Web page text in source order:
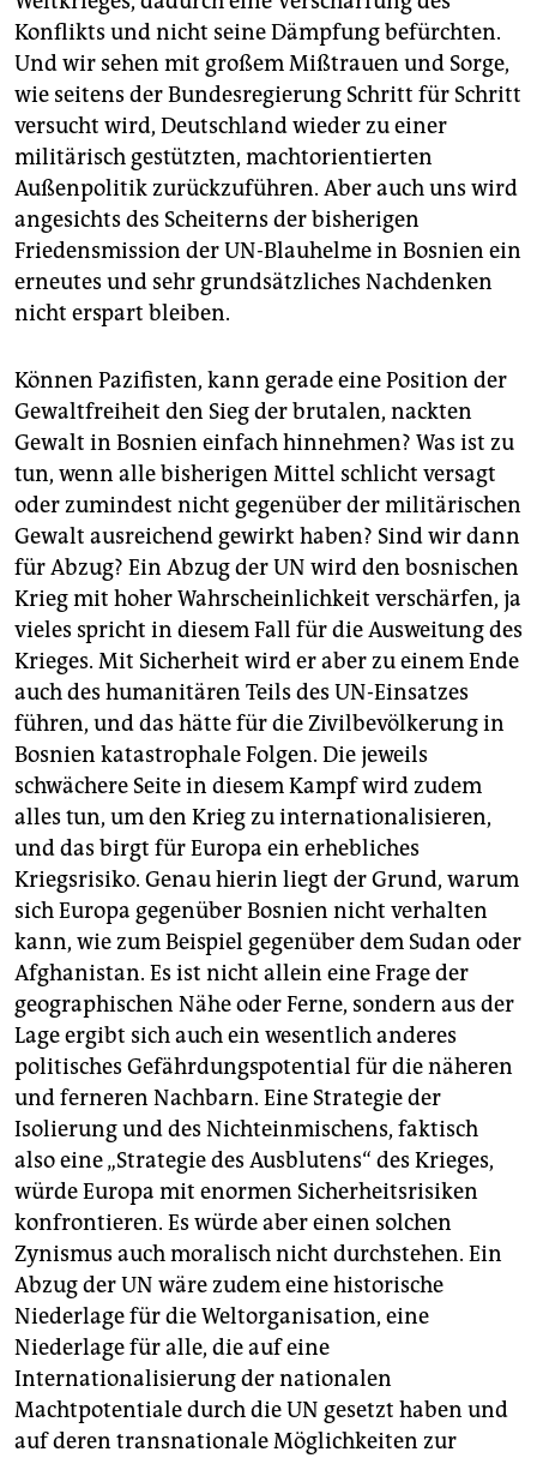
Konflikts und nicht seine Dämpfung befürchten.
Und wir sehen mit großem Mißtrauen und Sorge,
wie seitens der Bundesregierung Schritt für Schritt
versucht wird, Deutschland wieder zu einer
militärisch gestützten, machtorientierten
Außenpolitik zurückzuführen. Aber auch uns wird
angesichts des Scheiterns der bisherigen
Friedensmission der UN-Blauhelme in Bosnien ein
erneutes und sehr grundsätzliches Nachdenken
nicht erspart bleiben.
Können Pazifisten, kann gerade eine Position der
Gewaltfreiheit den Sieg der brutalen, nackten
Gewalt in Bosnien einfach hinnehmen? Was ist zu
tun, wenn alle bisherigen Mittel schlicht versagt
oder zumindest nicht gegenüber der militärischen
Gewalt ausreichend gewirkt haben? Sind wir dann
für Abzug? Ein Abzug der UN wird den bosnischen
Krieg mit hoher Wahrscheinlichkeit verschärfen, ja
vieles spricht in diesem Fall für die Ausweitung des
Krieges. Mit Sicherheit wird er aber zu einem Ende
auch des humanitären Teils des UN-Einsatzes
führen, und das hätte für die Zivilbevölkerung in
Bosnien katastrophale Folgen. Die jeweils
schwächere Seite in diesem Kampf wird zudem
alles tun, um den Krieg zu internationalisieren,
und das birgt für Europa ein erhebliches
Kriegsrisiko. Genau hierin liegt der Grund, warum
sich Europa gegenüber Bosnien nicht verhalten
kann, wie zum Beispiel gegenüber dem Sudan oder
Afghanistan. Es ist nicht allein eine Frage der
geographischen Nähe oder Ferne, sondern aus der
Lage ergibt sich auch ein wesentlich anderes
politisches Gefährdungspotential für die näheren
und ferneren Nachbarn. Eine Strategie der
Isolierung und des Nichteinmischens, faktisch
also eine „Strategie des Ausblutens“ des Krieges,
würde Europa mit enormen Sicherheitsrisiken
konfrontieren. Es würde aber einen solchen
Zynismus auch moralisch nicht durchstehen. Ein
Abzug der UN wäre zudem eine historische
Niederlage für die Weltorganisation, eine
Niederlage für alle, die auf eine
Internationalisierung der nationalen
Machtpotentiale durch die UN gesetzt haben und
auf deren transnationale Möglichkeiten zur